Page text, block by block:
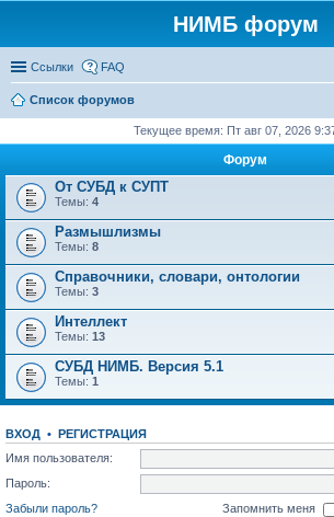
НИМБ форум
Ссылки FAQ
Список форумов
Текущее время: Пт авг 07, 2026
Форум
От СУБД к СУПТ
Темы: 4
Размышлизмы
Темы: 8
Справочники, словари, онтологии
Темы: 3
Интеллект
Темы: 13
СУБД НИМБ. Версия 5.1
Темы: 1
ВХОД • РЕГИСТРАЦИЯ
Имя пользователя:
Пароль:
Забыли пароль?
Запомнить меня